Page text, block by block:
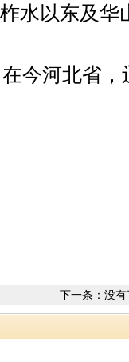
水以东及华
今河北省，
下一条：没有